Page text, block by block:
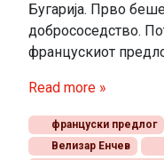
Бугарија. Прво
добрососедство.
францускиот
Read more »
француски предлог
Велизар Енчев